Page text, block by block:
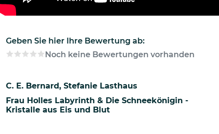
Geben Sie hier Ihre Bewertung ab:
Noch keine Bewertungen vorhanden
C. E. Bernard Stefanie Lasthaus
Frau Holles Labyrinth & Die Schneekönigin -
Kristalle aus Eis und Blut